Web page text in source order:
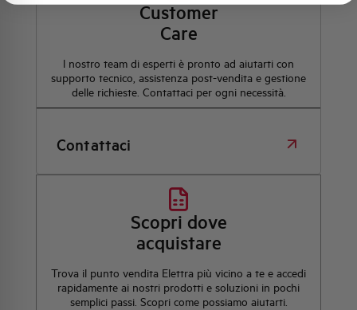
Customer
Care
l nostro team di esperti è pronto ad aiutarti con
supporto tecnico, assistenza post-vendita e gestione
delle richieste. Contattaci per ogni necessità.
Contattaci
Scopri dove
acquistare
Trova il punto vendita Elettra più vicino a te e accedi
rapidamente ai nostri prodotti e soluzioni in pochi
semplici passi. Scopri come possiamo aiutarti.